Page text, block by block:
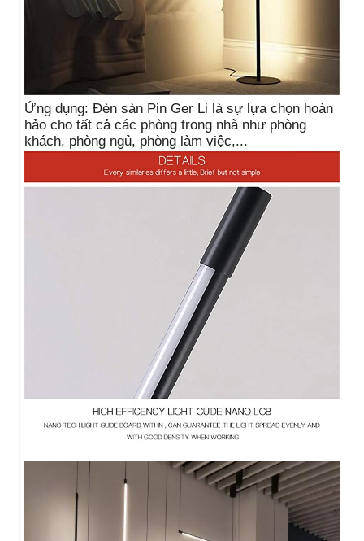
Ứng dụng: Đèn sàn Pin Ger Li là sự lựa chọn hoàn
hảo cho tất cả các phòng trong nhà như phòng
khách, phòng ngủ, phòng làm việc,...